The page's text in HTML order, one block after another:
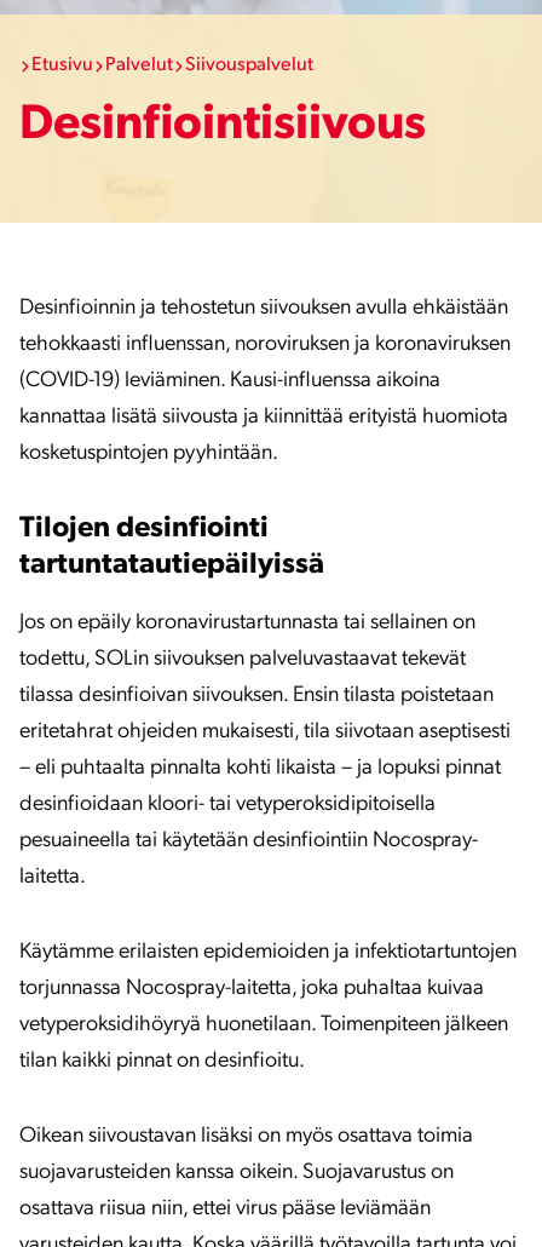
Etusivu Palvelut Siivouspalvelut
Desinfiointisiivous
Desinfioinnin ja tehostetun siivouksen avulla ehkäistään
tehokkaasti influenssan, noroviruksen ja koronaviruksen
(COVID-19) leviäminen. Kausi-influenssa aikoina
kannattaa lisätä siivousta ja kiinnittää erityistä huomiota
kosketuspintojen pyyhintään.
Tilojen desinfiointi
tartuntatautiepäilyissä
Jos on epäily koronavirustartunnasta tai sellainen on
todettu, SOLin siivouksen palveluvastaavat tekevät
tilassa desinfioivan siivouksen. Ensin tilasta poistetaan
eritetahrat ohjeiden mukaisesti, tila siivotaan aseptisesti
– eli puhtaalta pinnalta kohti likaista – ja lopuksi pinnat
desinfioidaan kloori- tai vetyperoksidipitoisella
pesuaineella tai käytetään desinfiointiin Nocospray-
laitetta.
Käytämme erilaisten epidemioiden ja infektiotartuntojen
torjunnassa Nocospray-laitetta, joka puhaltaa kuivaa
vetyperoksidihöyryä huonetilaan. Toimenpiteen jälkeen
tilan kaikki pinnat on desinfioitu.
Oikean siivoustavan lisäksi on myös osattava toimia
suojavarusteiden kanssa oikein. Suojavarustus on
osattava riisua niin, ettei virus pääse leviämään